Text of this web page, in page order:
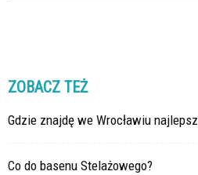
ZOBACZ TEŻ
Gdzie znajdę we Wrocławiu
Co do basenu Stelażowego?